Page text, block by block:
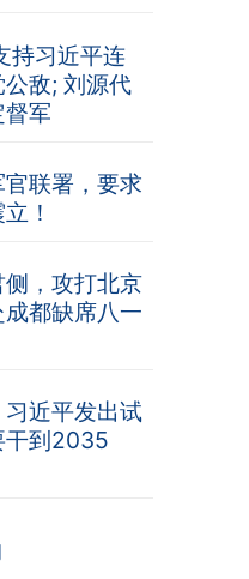
持习近平连
敌; 刘源代
军
联署，要求
！
，攻打北京
都缺席八一
近平发出试
干到2035